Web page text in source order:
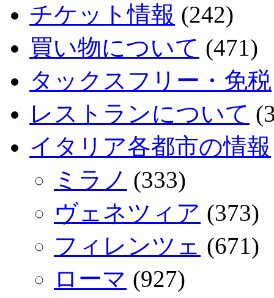
チケット情報 (242)
買い物について (471)
タックスフリー・免税
レストランについて
イタリア各都市の情報
ミラノ (333)
ヴェネツィア (373)
フィレンツェ (671)
ローマ (927)